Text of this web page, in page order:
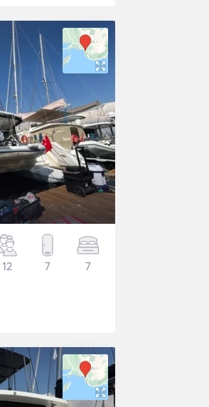
12 7 7